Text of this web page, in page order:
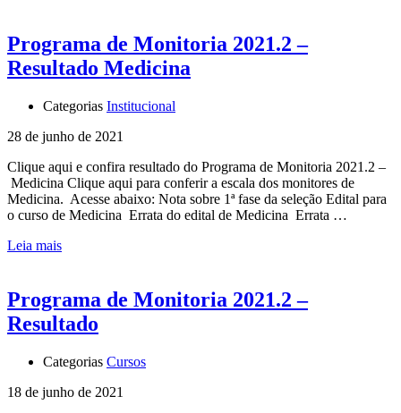
Programa de Monitoria 2021.2 –
Resultado Medicina
Categorias Institucional
28 de junho de 2021
Clique aqui e confira resultado do Programa de Monitoria 2021.2 –
Medicina Clique aqui para conferir a escala dos monitores de
Medicina. Acesse abaixo: Nota sobre 1ª fase da seleção Edital para
o curso de Medicina Errata do edital de Medicina Errata …
Leia mais
Programa de Monitoria 2021.2 –
Resultado
Categorias Cursos
18 de junho de 2021